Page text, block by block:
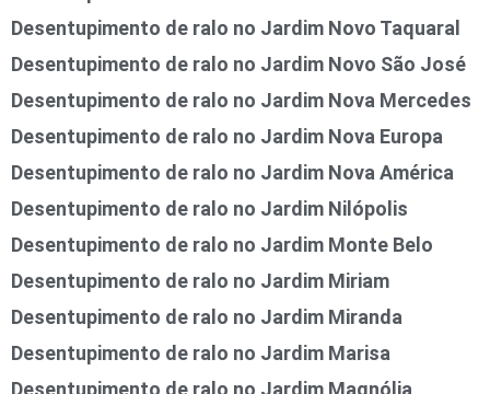
Desentupimento de ralo no Jardim Novo Taquaral
Desentupimento de ralo no Jardim Novo São José
Desentupimento de ralo no Jardim Nova Mercedes
Desentupimento de ralo no Jardim Nova Europa
Desentupimento de ralo no Jardim Nova América
Desentupimento de ralo no Jardim Nilópolis
Desentupimento de ralo no Jardim Monte Belo
Desentupimento de ralo no Jardim Miriam
Desentupimento de ralo no Jardim Miranda
Desentupimento de ralo no Jardim Marisa